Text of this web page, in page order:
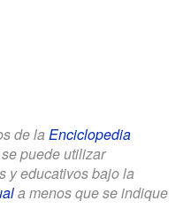
de la Enciclopedia
puede utilizar
y educativos bajo la
a menos que se indique